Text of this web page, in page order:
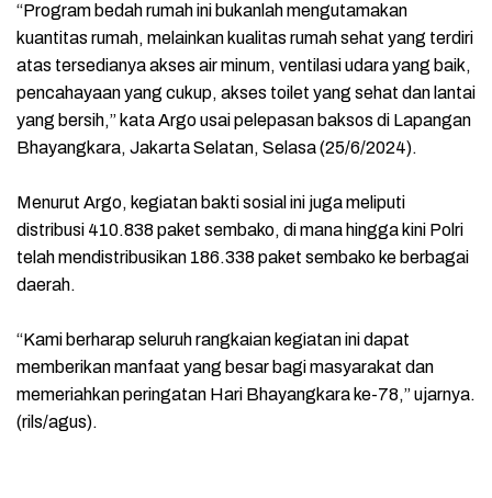
“Program bedah rumah ini bukanlah mengutamakan
kuantitas rumah, melainkan kualitas rumah sehat yang terdiri
atas tersedianya akses air minum, ventilasi udara yang baik,
pencahayaan yang cukup, akses toilet yang sehat dan lantai
yang bersih,” kata Argo usai pelepasan baksos di Lapangan
Bhayangkara, Jakarta Selatan, Selasa (25/6/2024).
Menurut Argo, kegiatan bakti sosial ini juga meliputi
distribusi 410.838 paket sembako, di mana hingga kini Polri
telah mendistribusikan 186.338 paket sembako ke berbagai
daerah.
“Kami berharap seluruh rangkaian kegiatan ini dapat
memberikan manfaat yang besar bagi masyarakat dan
memeriahkan peringatan Hari Bhayangkara ke-78,” ujarnya.
(rils/agus).